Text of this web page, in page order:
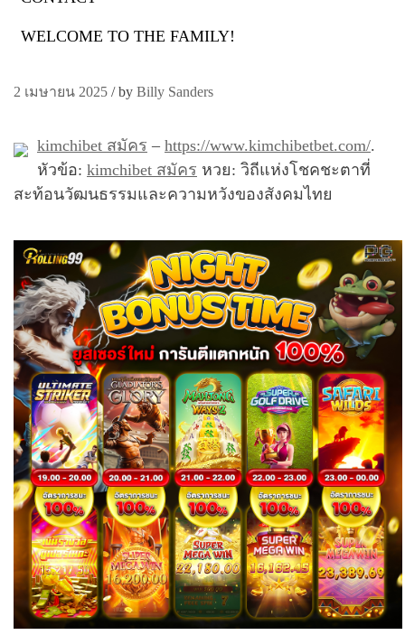
WELCOME TO THE FAMILY!
Life, Death and Kimchibet
2 เมษายน 2025 / by Billy Sanders
kimchibet สมัคร – https://www.kimchibetbet.com/.
หัวข้อ: kimchibet สมัคร หวย: วิถีแห่งโชคชะตาที่
สะท้อนวัฒนธรรมและความหวังของสังคมไทย